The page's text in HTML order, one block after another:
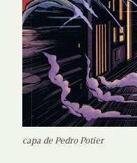
capa de Pedro Potier